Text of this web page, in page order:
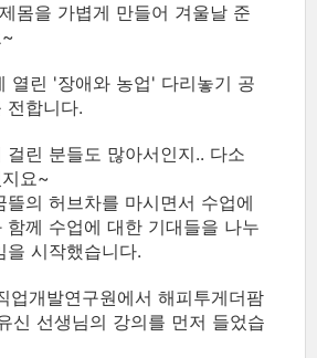
몸을 가볍게 만들어 겨울날 준
열린 '장애와 농업' 다리놓기 공
전합니다.
걸린 분들도 많아서인지.. 다소
요~
뜰의 허브차를 마시면서 수업에
함께 수업에 대한 기대들을 나누
을 시작했습니다.
업개발연구원에서 해피투게더팜
신 선생님의 강의를 먼저 들었습